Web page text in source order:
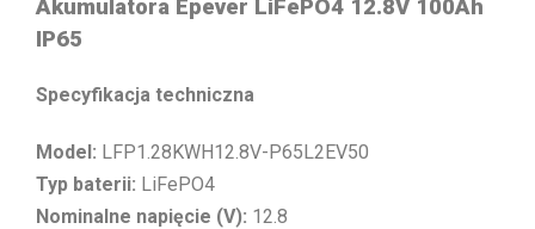
Akumulatora Epever LiFePO4 12.8V 100Ah
IP65
Specyfikacja techniczna
Model: LFP1.28KWH12.8V-P65L2EV50
Typ baterii: LiFePO4
Nominalne napięcie (V): 12.8